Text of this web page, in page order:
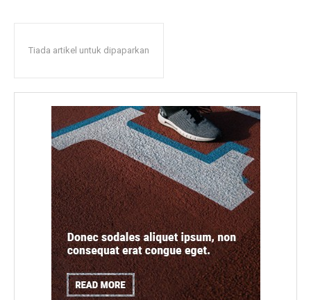
Tiada artikel untuk dipaparkan